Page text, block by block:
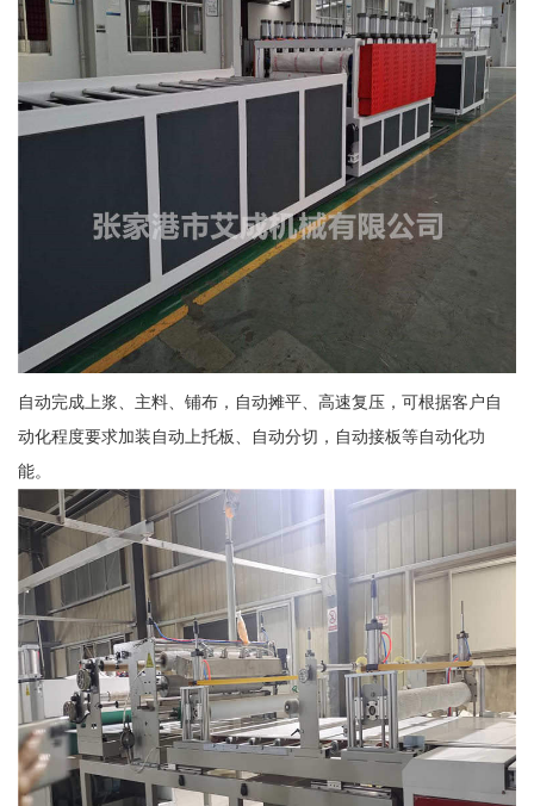
自动完成上浆、主料、铺布，自动摊平、高速复压，可根据客户自
动化程度要求加装自动上托板、自动分切，自动接板等自动化功
能。